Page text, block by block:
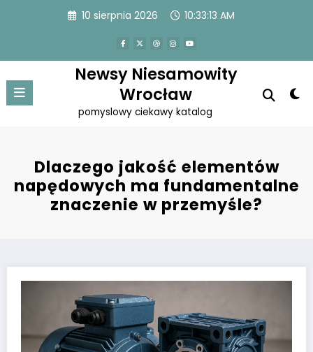
10 sierpnia 2026 10:33:13 AM
Newsy Niesamowity
Wrocław
pomyslowy ciekawy katalog
Dlaczego jakość elementów
napędowych ma fundamentalne
znaczenie w przemyśle?